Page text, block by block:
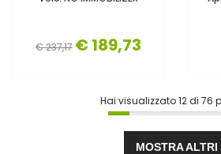
€ 237,17 € 189,73
Hai visualizzato12di 76
MOSTRA ALTRI